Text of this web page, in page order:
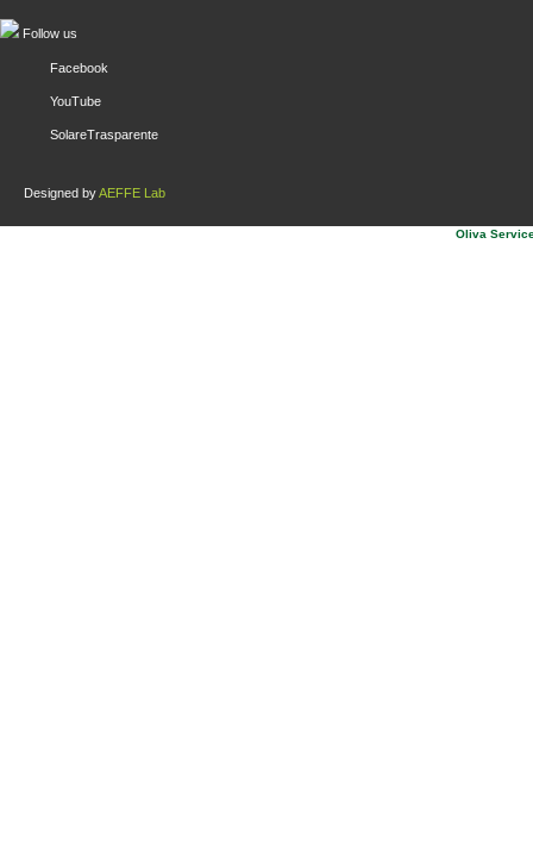
Follow us
Facebook
YouTube
SolareTrasparente
Designed byAEFFE Lab
Oliva